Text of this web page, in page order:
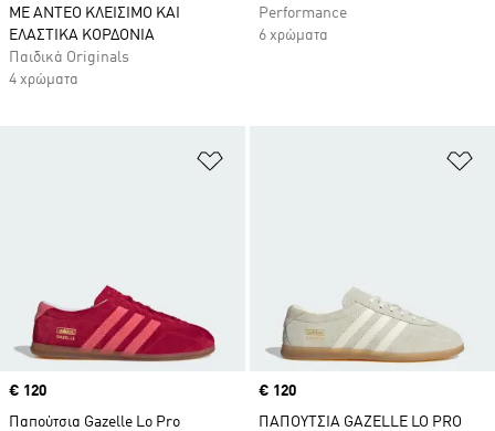
ΜΕ ΑΝΤΕΟ ΚΛΕΙΣΙΜΟ ΚΑΙ
ΕΛΑΣΤΙΚΑ ΚΟΡΔΟΝΙΑ
Παιδικά Originals
4 χρώματα
Performance
6 χρώματα
Προσθήκη στη Λίστα Επιθυμιών
Price
€ 120
Παπούτσια Gazelle Lo Pro
Price
€ 120
ΠΑΠΟΥΤΣΙΑ GAZELLE LO PRO